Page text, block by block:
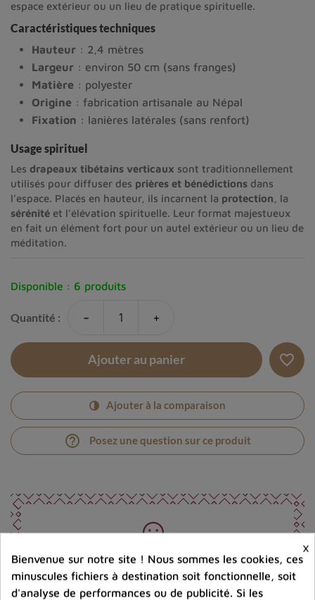
espace extérieur ou un lieu de pratique spirituelle.
Caractéristiques techniques
Hauteur : 2,4 mètres
Largeur : environ 50 cm (sans franges)
Matière : polyester
Origine : fabrication artisanale au Népal
Fixation : lanières latérales (sans renfort)
Usage spirituel
Les drapeaux tibétains verticaux sont traditionnellement
utilisés pour diffuser des prières et bénédictions dans
l’espace. Placés en hauteur, ils incarnent la protection , la
sérénité et l’élévation spirituelle. Leur format majestueux
en fait un élément fort pour un autel extérieur ou un lieu de
méditation.
Disponible : 6 produits
Quantité : - +
Ajouter au panier favorite_border
Ajouter à la comparaison
help_outline Posez une question sur ce produit
Photos contractuelles. Vous recevrez ce que vous
voyez
×
Bienvenue sur notre site ! Nous sommes les cookies, ces
minuscules fichiers à destination soit fonctionnelle, soit
d'analyse de performances ou de publicité. Si les